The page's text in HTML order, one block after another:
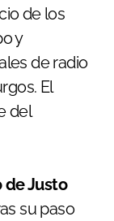
de los
y
de radio
El
del
de Justo
su paso